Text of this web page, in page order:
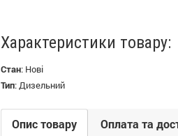
Характеристики товару:
Стан: Нові
Тип:Дизельний
Опис товару Оплата та